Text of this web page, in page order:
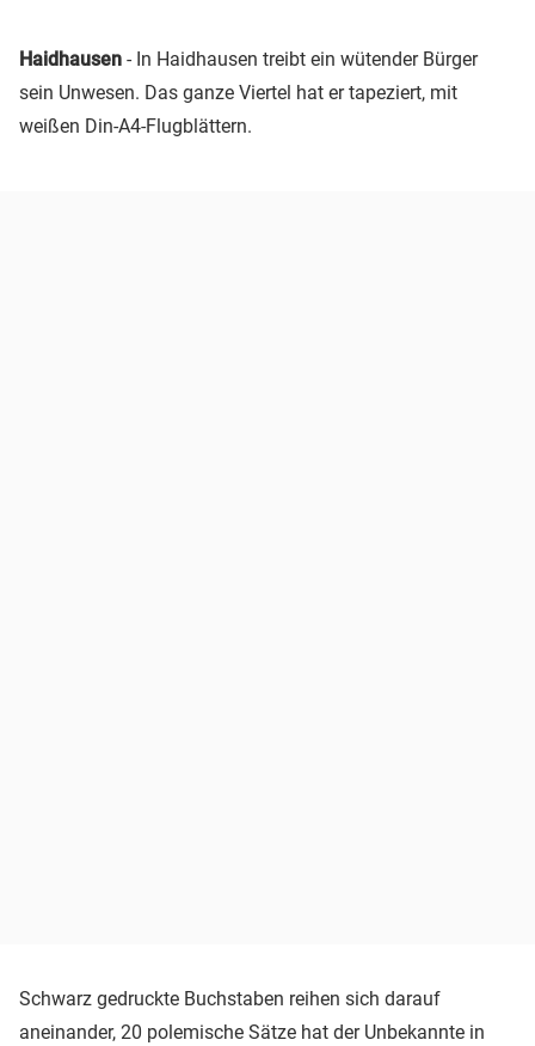
Haidhausen - In Haidhausen treibt ein wütender Bürger
sein Unwesen. Das ganze Viertel hat er tapeziert, mit
weißen Din-A4-Flugblättern.
Schwarz gedruckte Buchstaben reihen sich darauf
aneinander, 20 polemische Sätze hat der Unbekannte in